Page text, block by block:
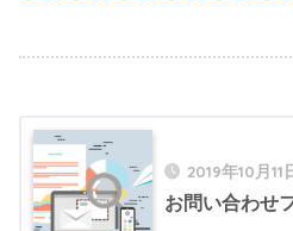
2019年10月11
お問い合わせ